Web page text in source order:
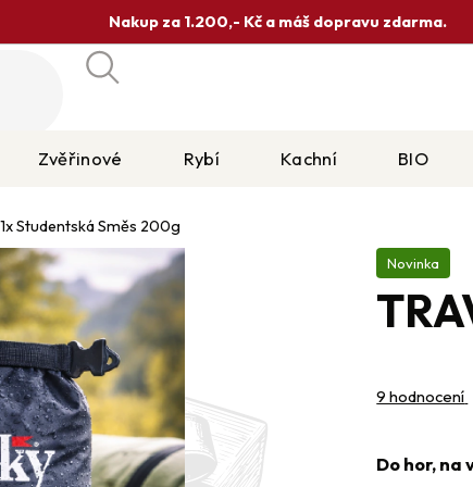
Nakup za 1.200,- Kč a máš dopravu zdarma.
Hledat
Zvěřinové Rybí Kachní BIO
Studentská Směs 200g
Novinka
hodnocení
produktu
z
9 hodnocení
Do hor, na